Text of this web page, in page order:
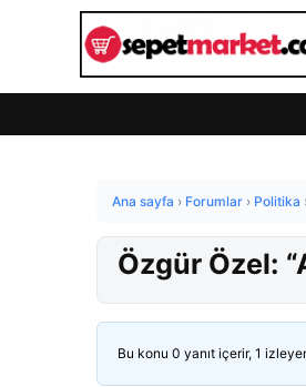
Ana sayfa › Forumlar › Politika
Özgür Özel:
Bu konu 0 yanıt içerir, 1